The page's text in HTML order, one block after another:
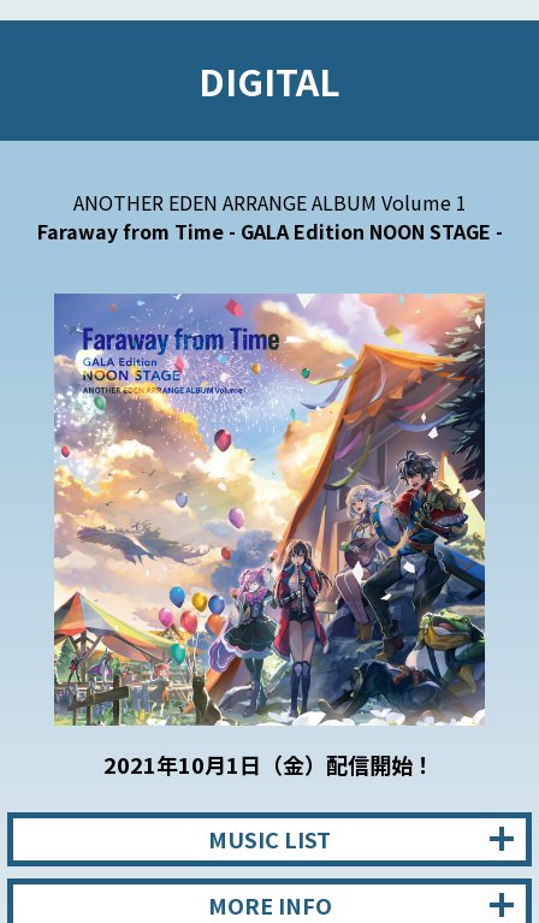
DIGITAL
ANOTHER EDEN ARRANGE ALBUM Volume 1
Faraway from Time - GALA Edition NOON STAGE -
2021年10月1日（金）配信開始！
MUSIC LIST
MORE INFO